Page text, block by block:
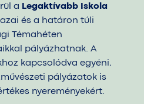
a Legaktívabb Iskola
és a határon túli
Témahéten
pályázhatnak. A
kapcsolódva egyéni,
pályázatok is
nyereményekért.